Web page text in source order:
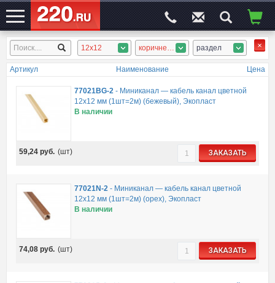
ЭЛЕКТРОСАЙТ№1 12x12 коричневый, сосна, орех, бежевый, дерево тёмное раздел
Артикул Наименование Цена
77021BG-2 - Миниканал — кабель канал цветной
12х12 мм (1шт=2м) (бежевый), Экопласт
В наличии
59,24 руб. (шт) ЗАКАЗАТЬ
77021N-2- Миниканал — кабель канал цветной
12х12 мм (1шт=2м) (орех), Экопласт
В наличии
74,08 руб. (шт) ЗАКАЗАТЬ